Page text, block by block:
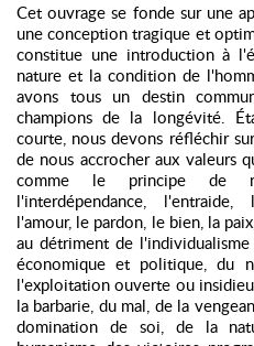
Cet ouvrage se fonde sur une
une conception tragique et
constitue une introduction à
nature et la condition de
avons tous un destin
champions de la longévité.
courte, nous devons réfléchir
de nous accrocher aux valeurs
comme le principe de
l'interdépendance,
l'amour, le pardon, le bien, la
au détriment de
économique et politique, du
l'exploitation ouverte ou
la barbarie, du mal, de la
domination de soi, de la